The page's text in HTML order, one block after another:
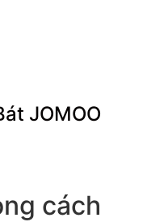
JOMOO
cách